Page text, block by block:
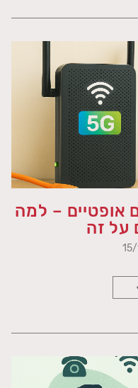
אופטיים – למה
על זה